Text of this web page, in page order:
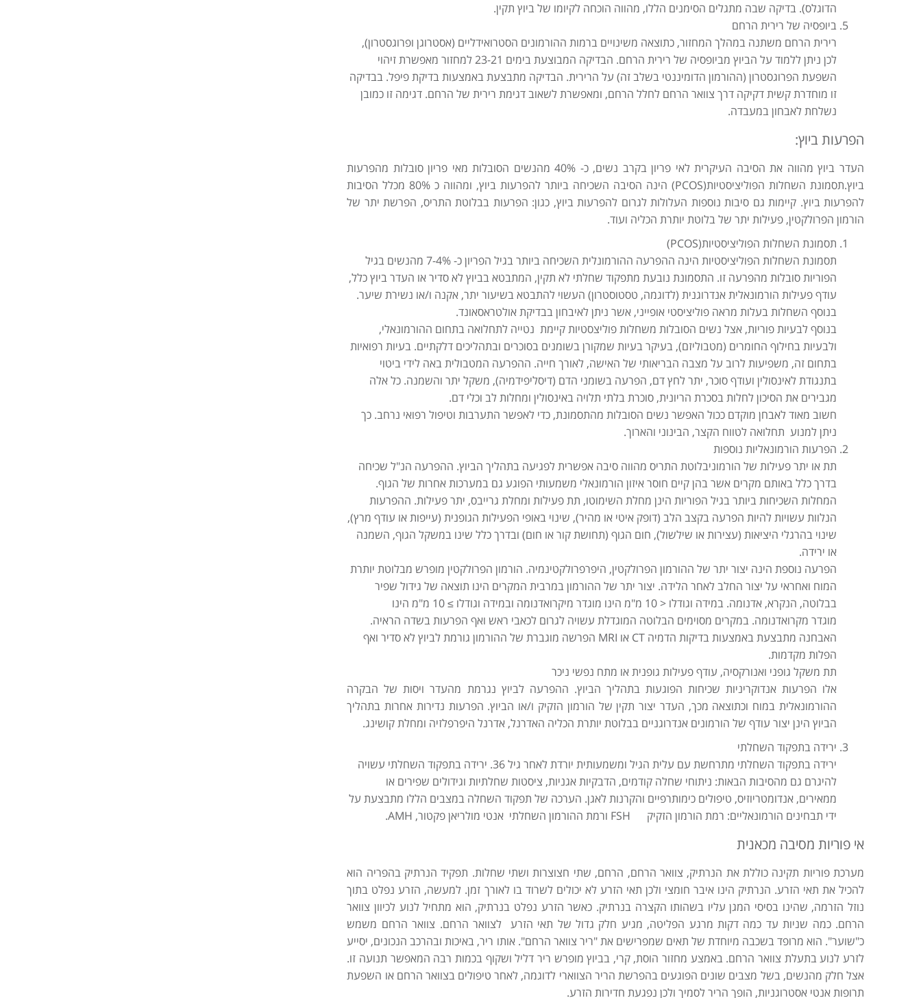
הדוגלס). בדיקה שבה מתגלים הסימנים הללו, מהווה הוכחה לקיומו של ביוץ תקין.
ביופסיה של רירית הרחם
רירית הרחם משתנה במהלך המחזור, כתוצאה משינויים ברמות ההורמונים הסטרואידליים (אסטרוגן ופרוגסטרון),
לכן ניתן ללמוד על הביוץ מביופסיה של רירית הרחם. הבדיקה המבוצעת בימים 23-21 למחזור מאפשרת זיהוי
השפעת הפרוגסטרון (ההורמון הדומיננטי בשלב זה) על הרירית. הבדיקה מתבצעת באמצעות בדיקת פיפל. בבדיקה
זו מוחדרת קשית דקיקה דרך צוואר הרחם לחלל הרחם, ומאפשרת לשאוב דגימת רירית של הרחם. דגימה זו כמובן
נשלחת לאבחון במעבדה.
הפרעות ביוץ:
העדר ביוץ מהווה את הסיבה העיקרית לאי פריון בקרב נשים, כ- 40% מהנשים הסובלות מאי פריון סובלות מהפרעות
ביוץ.תסמונת השחלות הפוליציסטיות(PCOS) הינה הסיבה השכיחה ביותר להפרעות ביוץ, ומהווה כ 80% מכלל הסיבות
להפרעות ביוץ. קיימות גם סיבות נוספות העלולות לגרום להפרעות ביוץ, כגון: הפרעות בבלוטת התריס, הפרשת יתר של
הורמון הפרולקטין, פעילות יתר של בלוטת יותרת הכליה ועוד.
תסמונת השחלות הפוליציסטיות(PCOS)
תסמונת השחלות הפוליציסטיות הינה ההפרעה ההורמונלית השכיחה ביותר בגיל הפריון כ- 7-4% מהנשים בגיל
הפוריות סובלות מהפרעה זו. התסמונת נובעת מתפקוד שחלתי לא תקין, המתבטא בביוץ לא סדיר או העדר ביוץ כלל,
עודף פעילות הורמונאלית אנדרוגנית (לדוגמה, טסטוסטרון) העשוי להתבטא בשיעור יתר, אקנה ו/או נשירת שיער.
בנוסף השחלות בעלות מראה פוליציסטי אופייני, אשר ניתן לאיבחון בבדיקת אולטראסאונד.
בנוסף לבעיות פוריות, אצל נשים הסובלות משחלות פוליצסטיות קיימת נטייה לתחלואה בתחום ההורמונאלי,
ולבעיות בחילוף החומרים (מטבוליזם), בעיקר בעיות שמקורן בשומנים בסוכרים ובתהליכים דלקתיים. בעיות רפואיות
בתחום זה, משפיעות לרוב על מצבה הבריאותי של האישה, לאורך חייה. ההפרעה המטבולית באה לידי ביטוי
בתנגודת לאינסולין ועודף סוכר, יתר לחץ דם, הפרעה בשומני הדם (דיסליפידמיה), משקל יתר והשמנה. כל אלה
מגבירים את הסיכון לחלות בסכרת הריונית, סוכרת בלתי תלויה באינסולין ומחלות לב וכלי דם.
חשוב מאוד לאבחן מוקדם ככול האפשר נשים הסובלות מהתסמונת, כדי לאפשר התערבות וטיפול רפואי נרחב. כך
ניתן למנוע תחלואה לטווח הקצר, הבינוני והארוך.
הפרעות הורמונאליות נוספות
תת או יתר פעילות של הורמוניבלוטת התריס מהווה סיבה אפשרית לפגיעה בתהליך הביוץ. ההפרעה הנ"ל שכיחה
בדרך כלל באותם מקרים אשר בהן קיים חוסר איזון הורמונאלי משמעותי הפוגע גם במערכות אחרות של הגוף.
המחלות השכיחות ביותר בגיל הפוריות הינן מחלת השימוטו, תת פעילות ומחלת גרייבס, יתר פעילות. ההפרעות
הנלוות עשויות להיות הפרעה בקצב הלב (דופק איטי או מהיר), שינוי באופי הפעילות הגופנית (עייפות או עודף מרץ),
שינוי בהרגלי היציאות (עצירות או שילשול), חום הגוף (תחושת קור או חום) ובדרך כלל שינו במשקל הגוף, השמנה
או ירידה.
הפרעה נוספת הינה יצור יתר של ההורמון הפרולקטין, היפרפרולקטינמיה. הורמון הפרולקטין מופרש מבלוטת יותרת
המוח ואחראי על יצור החלב לאחר הלידה. יצור יתר של ההורמון במרבית המקרים הינו תוצאה של גידול שפיר
בבלוטה, הנקרא, אדנומה. במידה וגודלו < 10 מ"מ הינו מוגדר מיקרואדנומה ובמידה וגודלו ≥ 10 מ"מ הינו
מוגדר מקרואדנומה. במקרים מסוימים הבלוטה המוגדלת עשויה לגרום לכאבי ראש ואף הפרעות בשדה הראיה.
האבחנה מתבצעת באמצעות בדיקות הדמיה CT או MRI הפרשה מוגברת של ההורמון גורמת לביוץ לא סדיר ואף
הפלות מקדמות.
תת משקל גופני ואנורקסיה, עודף פעילות גופנית או מתח נפשי ניכר
אלו הפרעות אנדוקריניות שכיחות הפוגעות בתהליך הביוץ. ההפרעה לביוץ נגרמת מהעדר ויסות של הבקרה
ההורמונאלית במוח וכתוצאה מכך, העדר יצור תקין של הורמון הזקיק ו/או הביוץ. הפרעות נדירות אחרות בתהליך
הביוץ הינן יצור עודף של הורמונים אנדרוגניים בבלוטת יותרת הכליה האדרנל, אדרנל היפרפלזיה ומחלת קושינג.
ירידה בתפקוד השחלתי
ירידה בתפקוד השחלתי מתרחשת עם עלית הגיל ומשמעותית יורדת לאחר גיל 36. ירידה בתפקוד השחלתי עשויה
להיגרם גם מהסיבות הבאות: ניתוחי שחלה קודמים, הדבקיות אגניות, ציסטות שחלתיות וגידולים שפירים או
ממאירים, אנדומטריוזיס, טיפולים כימותרפיים והקרנות לאגן. הערכה של תפקוד השחלה במצבים הללו מתבצעת על
ידי תבחינים הורמונאליים: רמת הורמון הזקיק FSH ורמת ההורמון השחלתי אנטי מולריאן פקטור, AMH.
אי פוריות מסיבה מכאנית
מערכת פוריות תקינה כוללת את הנרתיק, צוואר הרחם, הרחם, שתי חצוצרות ושתי שחלות. תפקיד הנרתיק בהפריה הוא
להכיל את תאי הזרע. הנרתיק הינו איבר חומצי ולכן תאי הזרע לא יכולים לשרוד בו לאורך זמן. למעשה, הזרע נפלט בתוך
נוזל הזרמה, שהינו בסיסי המגן עליו בשהותו הקצרה בנרתיק. כאשר הזרע נפלט בנרתיק, הוא מתחיל לנוע לכיוון צוואר
הרחם. כמה שניות עד כמה דקות מרגע הפליטה, מגיע חלק גדול של תאי הזרע לצוואר הרחם. צוואר הרחם משמש
כ"שוער". הוא מרופד בשכבה מיוחדת של תאים שמפרישים את "ריר צוואר הרחם". אותו ריר, באיכות ובהרכב הנכונים, יסייע
לזרע לנוע בתעלת צוואר הרחם. באמצע מחזור הוסת, קרי, בביוץ מופרש ריר דליל ושקוף בכמות רבה המאפשר תנועה זו.
אצל חלק מהנשים, בשל מצבים שונים הפוגעים בהפרשת הריר הצווארי לדוגמה, לאחר טיפולים בצוואר הרחם או השפעת
תרופות אנטי אסטרוגניות, הופך הריר לסמיך ולכן נפגעת חדירות הזרע.